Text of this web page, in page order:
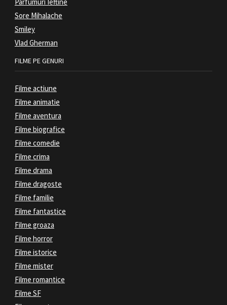
Parfumuri Ieftine
Sore Mihalache
Smiley
Vlad Gherman
FILME PE GENURI
Filme actiune
Filme animatie
Filme aventura
Filme biografice
Filme comedie
Filme crima
Filme drama
Filme dragoste
Filme familie
Filme fantastice
Filme groaza
Filme horror
Filme istorice
Filme mister
Filme romantice
Filme SF